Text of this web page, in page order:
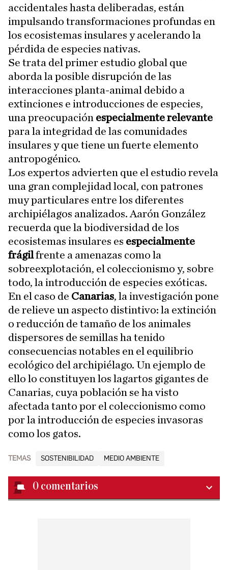
accidentales hasta deliberadas, están
impulsando transformaciones profundas en
los ecosistemas insulares y acelerando la
pérdida de especies nativas.
Se trata del primer estudio global que
aborda la posible disrupción de las
interacciones planta-animal debido a
extinciones e introducciones de especies,
una preocupación especialmente relevante
para la integridad de las comunidades
insulares y que tiene un fuerte elemento
antropogénico.
Los expertos advierten que el estudio revela
una gran complejidad local, con patrones
muy particulares entre los diferentes
archipiélagos analizados. Aarón González
recuerda que la biodiversidad de los
ecosistemas insulares es especialmente
frágilfrente a amenazas como la
sobreexplotación, el coleccionismo y, sobre
todo, la introducción de especies exóticas.
En el caso de Canarias, la investigación pone
de relieve un aspecto distintivo: la extinción
o reducción de tamaño de los animales
dispersores de semillas ha tenido
consecuencias notables en el equilibrio
ecológico del archipiélago. Un ejemplo de
ello lo constituyen los lagartos gigantes de
Canarias, cuya población se ha visto
afectada tanto por el coleccionismo como
por la introducción de especies invasoras
como los gatos.
TEMAS SOSTENIBILIDAD MEDIO AMBIENTE
0 comentarios